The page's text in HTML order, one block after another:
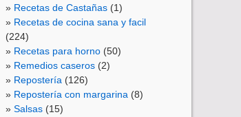
Recetas de Castañas (1)
Recetas de cocina sana y facil
(224)
Recetas para horno (50)
Remedios caseros (2)
Repostería (126)
Repostería con margarina (8)
Salsas (15)